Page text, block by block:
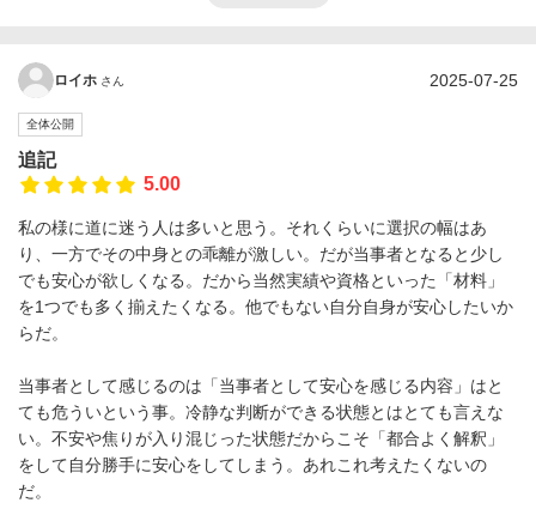
ロイホ さん 2025-07-25
全体公開
追記
5.00
私の様に道に迷う人は多いと思う。それくらいに選択の幅はあ
り、一方でその中身との乖離が激しい。だが当事者となると少し
でも安心が欲しくなる。だから当然実績や資格といった「材料」
を1つでも多く揃えたくなる。他でもない自分自身が安心したいか
らだ。
当事者として感じるのは「当事者として安心を感じる内容」はと
ても危ういという事。冷静な判断ができる状態とはとても言えな
い。不安や焦りが入り混じった状態だからこそ「都合よく解釈」
をして自分勝手に安心をしてしまう。あれこれ考えたくないの
だ。